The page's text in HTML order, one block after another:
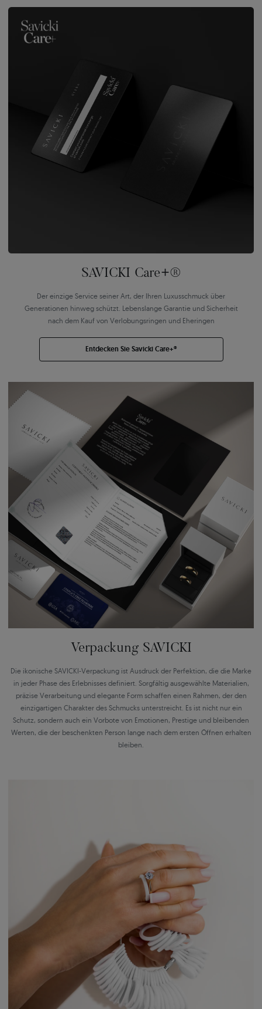
SAVICKI Care+®
Der einzige Service seiner Art, der Ihren Luxusschmuck über
Generationen hinweg schützt. Lebenslange Garantie und Sicherheit
nach dem Kauf von Verlobungsringen und Eheringen
Entdecken Sie Savicki Care+®
Verpackung SAVICKI
Die ikonische SAVICKI-Verpackung ist Ausdruck der Perfektion, die die Marke
in jeder Phase des Erlebnisses definiert. Sorgfältig ausgewählte Materialien,
präzise Verarbeitung und elegante Form schaffen einen Rahmen, der den
einzigartigen Charakter des Schmucks unterstreicht. Es ist nicht nur ein
Schutz, sondern auch ein Vorbote von Emotionen, Prestige und bleibenden
Werten, die der beschenkten Person lange nach dem ersten Öffnen erhalten
bleiben.